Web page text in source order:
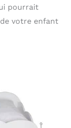
pourrait
votre enfant